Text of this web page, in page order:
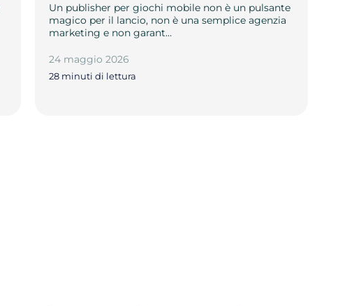
Un publisher per giochi mobile non è un pulsante
magico per il lancio, non è una semplice agenzia
marketing e non garant…
24 maggio 2026
28 minuti di lettura